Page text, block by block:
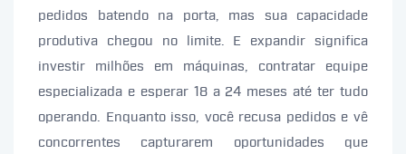
pedidos batendo na porta, mas sua capacidade
produtiva chegou no limite. E expandir significa
investir milhões em máquinas, contratar equipe
especializada e esperar 18 a 24 meses até ter tudo
operando. Enquanto isso, você recusa pedidos e vê
concorrentes capturarem oportunidades que